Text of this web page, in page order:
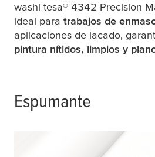
washi tesa® 4342 Precision
ideal para trabajos de
aplicaciones de lacado,
pintura nítidos, limpios y
Espumante